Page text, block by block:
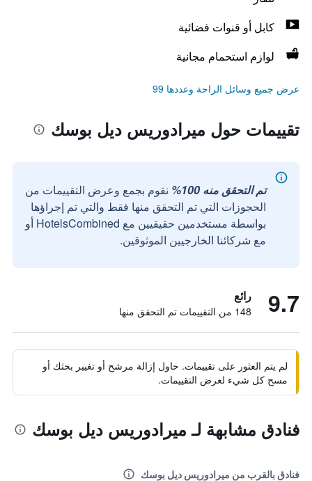
كابل أو قنوات فضائية
لوازم استحمام مجانية
عرض جميع وسائل الراحة وعددها 99
تقييمات حول ميرادوريس ديل بوسك
تم التحقق منه 100%
نقوم بجمع وعرض التقييمات من
الحجوزات التي تم التحقق منها فقط والتي تم إجراؤها
بواسطة مستخدمين حقيقيين مع HotelsCombined أو
مع شركائنا الخارجيين الموثوقين.
9.7 رائع
148 من التقييمات تم التحقق منها
لم يتم العثور على تقييمات. حاول إزالة مرشح أو تغيير بحثك أو
مسح كل شيء لعرض التقييمات.
فنادق مشابهة لـ ميرادوريس ديل بوسك
فنادق بالقرب من ميرادوريس ديل بوسك